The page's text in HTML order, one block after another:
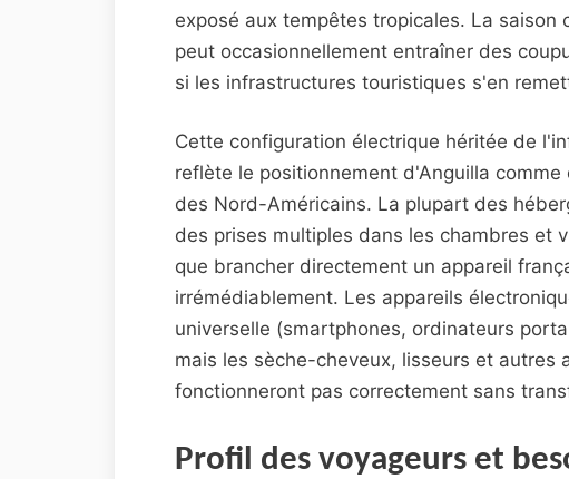
exposé aux tempêtes tropicales. La saison
peut occasionnellement entraîner des
si les infrastructures touristiques s'en
Cette configuration électrique héritée de
reflète le positionnement d'Anguilla
des Nord-Américains. La plupart des
des prises multiples dans les chambres et
que brancher directement un appareil
irrémédiablement. Les appareils
universelle (smartphones, ordinateurs
mais les sèche-cheveux, lisseurs et autres
fonctionneront pas correctement sans
Profil des voyageurs et